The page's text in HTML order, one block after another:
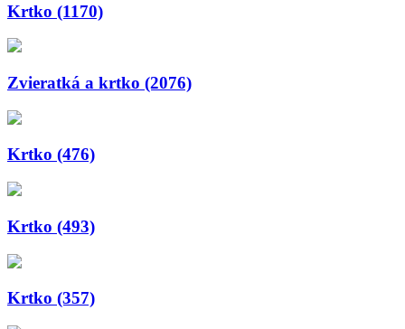
Krtko (1170)
Zvieratká a krtko (2076)
Krtko (476)
Krtko (493)
Krtko (357)